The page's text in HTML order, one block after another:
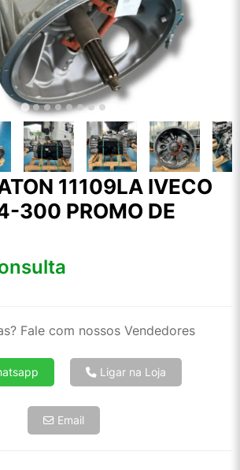
11109LA IVECO
300 PROMO DE
Fale com nossos Vendedores
Ligar na Loja
Email